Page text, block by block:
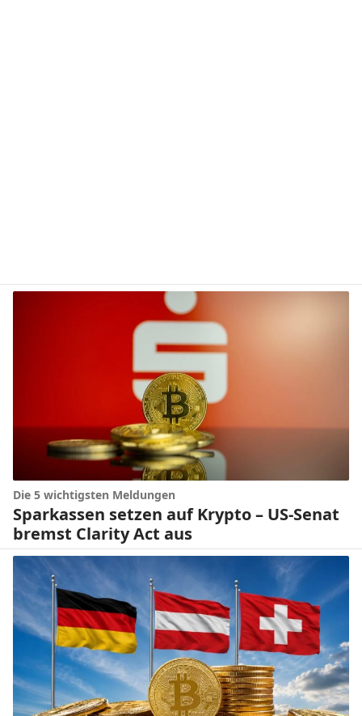
Die 5 wichtigsten Meldungen
Sparkassen setzen auf Krypto – US-Senat
bremst Clarity Act aus